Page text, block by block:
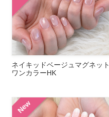
ネイキッドベージュマグネット
ワンカラーHK
New